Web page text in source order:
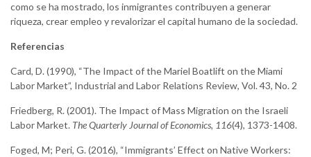
como se ha mostrado, los inmigrantes contribuyen a generar
riqueza, crear empleo y revalorizar el capital humano de la sociedad.
Referencias
Card, D. (1990), “The Impact of the Mariel Boatlift on the Miami
Labor Market”, Industrial and Labor Relations Review, Vol. 43, No. 2
Friedberg, R. (2001). The Impact of Mass Migration on the Israeli
Labor Market. The Quarterly Journal of Economics, 116(4), 1373-1408.
Foged, M; Peri, G. (2016), “Immigrants’ Effect on Native Workers: